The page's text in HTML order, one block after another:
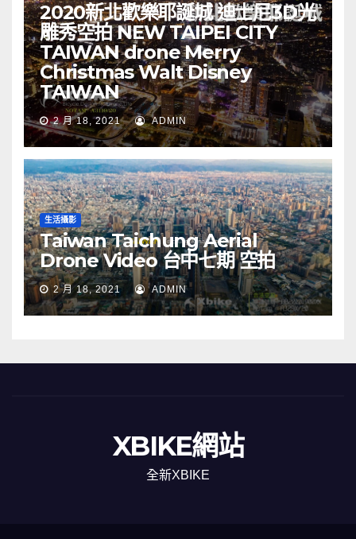
2020新北歡樂耶誕城 迪士尼3D光
雕秀空拍 NEW TAIPEI CITY
TAIWAN drone Merry
Christmas Walt Disney
TAIWAN
2 月 18, 2021 ADMIN
生活攝影
Taiwan Taichung Aerial
Drone Video 台中七期 空拍
2 月 18, 2021 ADMIN
XBIKE網站
全新XBIKE